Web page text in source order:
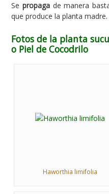
Se propagade manera
que produce la planta madre.
Fotos de la planta
o Piel de Cocodrilo
Haworthia limifolia